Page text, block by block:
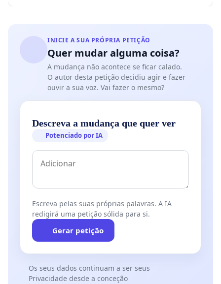
INICIE A SUA PRÓPRIA PETIÇÃO
Quer mudar alguma coisa?
A mudança não acontece se ficar calado.
O autor desta petição decidiu agir e fazer
ouvir a sua voz. Vai fazer o mesmo?
Descreva a mudança que quer ver
Potenciado por IA
Escreva pelas suas próprias palavras. A IA
redigirá uma petição sólida para si.
Gerar petição
Os seus dados continuam a ser seus
Privacidade desde a conceção